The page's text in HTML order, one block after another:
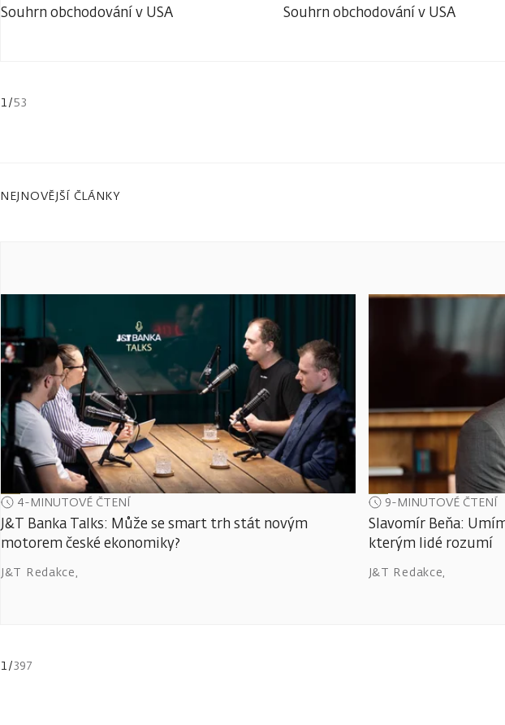
Souhrn obchodování v USA Souhrn obchodování v USA
1 /53
NEJNOVĚJŠÍ ČLÁNKY
4-MINUTOVÉ ČTENÍ
J&T Banka Talks: Může se smart trh stát novým
motorem české ekonomiky?
J&T Redakce,
9-MINUTOVÉ ČTENÍ
Slavomír Beňa:
kterým lidé rozumí
J&T Redakce,
1/397